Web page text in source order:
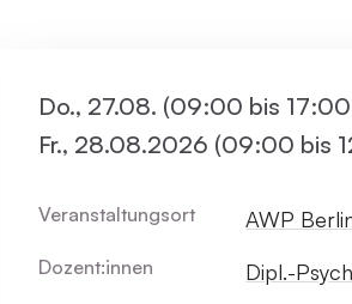
Do., 27.08. (09:00 bis
Fr., 28.08.2026 (09:00 bis
Veranstaltungsort AWP
Dozent:innen Dipl.-